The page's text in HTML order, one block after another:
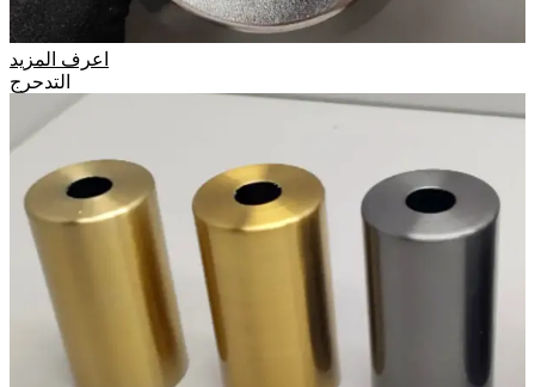
اعرف المزيد
التدحرج